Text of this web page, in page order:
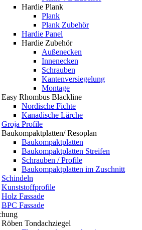
Hardie Plank
Plank
Plank Zubehör
Hardie Panel
Hardie Zubehör
Außenecken
Innenecken
Schrauben
Kantenversiegelung
Montage
Easy Rhombus Blackline
Nordische Fichte
Kanadische Lärche
Groja Profile
Baukompaktplatten/ Resoplan
Baukompaktplatten
Baukompaktplatten Streifen
Schrauben / Profile
Baukompaktplatten im Zuschnitt
Schindeln
Kunststoffprofile
Holz Fassade
BPC Fassade
Röben Tondachziegel